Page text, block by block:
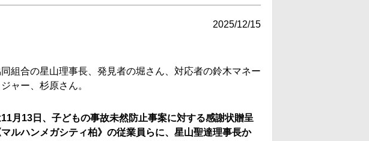
2025/12/15
組合の星山理事長、発見者の堀さん、対応者の鈴木マネー
ジャー、杉原さん。
月13日、子どもの事故未然防止事案に対する感謝状贈呈
ルハンメガシティ柏》の従業員らに、星山聖達理事長か